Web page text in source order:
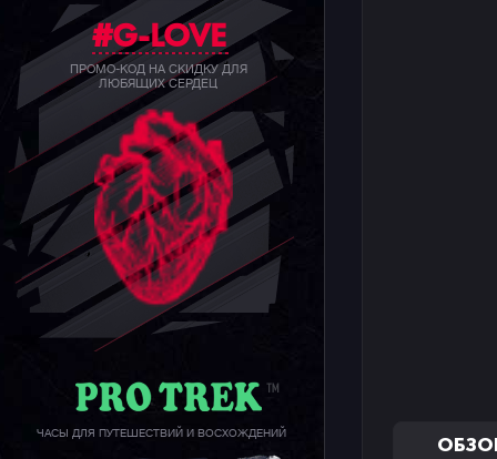
#G-LOVE
ПРОМО-КОД НА СКИДКУ ДЛЯ
ЛЮБЯЩИХ СЕРДЕЦ
ЧАСЫ ДЛЯ ПУТЕШЕСТВИЙ И ВОСХОЖДЕНИЙ